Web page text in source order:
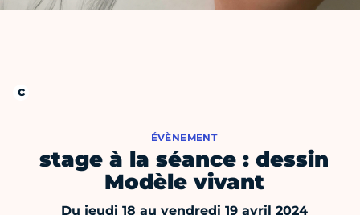
ÉVÈNEMENT
stage à la séance : dessin
Modèle vivant
Du jeudi 18 au vendredi 19 avril 2024